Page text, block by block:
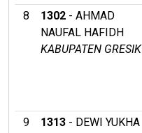
8
1302 - AHMAD
NAUFAL HAFIDH
KABUPATEN GRESIK
9
1313 - DEWI YUKHA